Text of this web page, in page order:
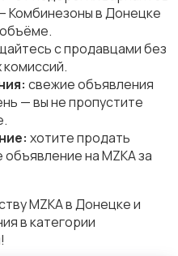
Комбинезоны в Донецке
с продавцами без
свежие объявления
— вы не пропустите
хотите продать
на MZKA за
MZKA в Донецке и
в категории